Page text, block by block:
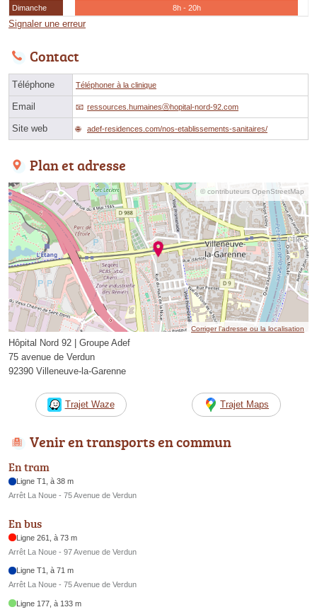
Dimanche
8h - 20h
Signaler une erreur
Contact
Téléphone Téléphoner à la clinique
Email ressources.humainesⓐhopital-nord-92.com
Site web adef-residences.com/nos-etablissements-sanitaires/
Plan et adresse
© contributeurs OpenStreetMap
Corriger l’adresse ou la localisation
Hôpital Nord 92 | Groupe Adef
75 avenue de Verdun
92390 Villeneuve-la-Garenne
Trajet Waze Trajet Maps
Venir en transports en commun
En tram
Ligne T1, à 38 m
Arrêt La Noue - 75 Avenue de Verdun
En bus
Ligne 261, à 73 m
Arrêt La Noue - 97 Avenue de Verdun
Ligne T1, à 71 m
Arrêt La Noue - 75 Avenue de Verdun
Ligne 177, à 133 m